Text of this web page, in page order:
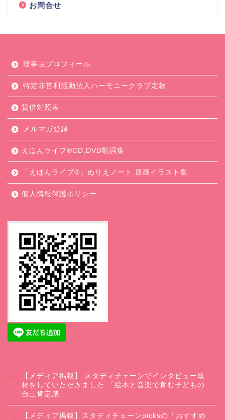
お問合せ
理事長プロフィール
特定非営利活動法人ハーモニークラブ定款
貸借対照表
メルマガ登録
えほんライブ®CD,DVD歌詞集
「えほんライブ®」ぬりえノート 原画イラスト集
個人情報保護ポリシー
【メディア掲載】 スタディチェーンでインタビュー取
材をしていただきました 「絵本と音楽で育む子どもの
自己肯定感」
【メディア掲載】スタディチェーンpicksの「おすすめ